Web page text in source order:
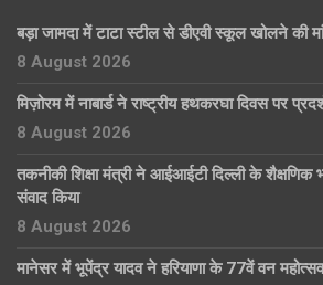
बड़ा जामदा में टाटा स्टील से डीएवी स्कूल खोलने की
8 August 2026
मिज़ोरम में नाबार्ड ने राष्ट्रीय हथकरघा दिवस पर
8 August 2026
तकनीकी शिक्षा मंत्री ने आईआईटी दिल्ली के शैक्षणिक
संवाद किया
8 August 2026
मानेसर में भूपेंद्र यादव ने हरियाणा के 77वें वन महोत्सव